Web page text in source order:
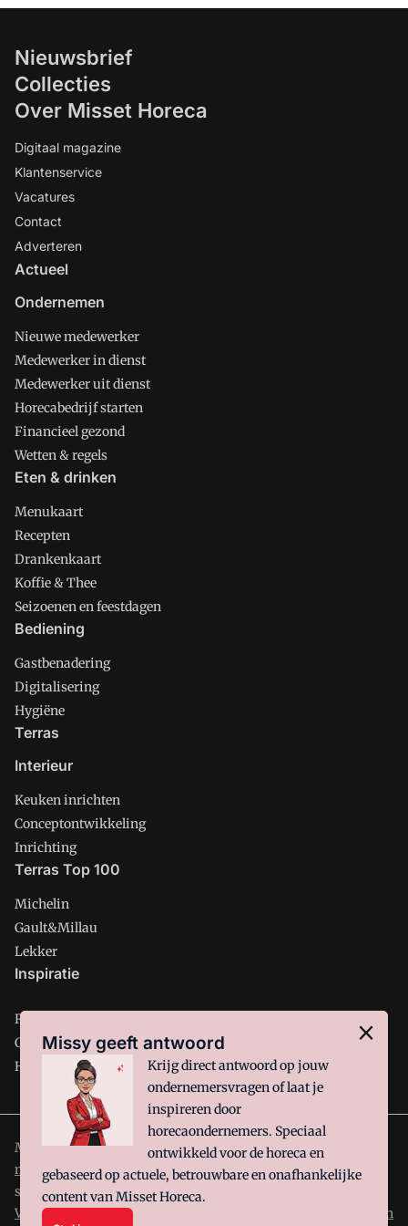
Nieuwsbrief
Collecties
Over Misset Horeca
Digitaal magazine
Klantenservice
Vacatures
Contact
Adverteren
Actueel
Ondernemen
Nieuwe medewerker
Medewerker in dienst
Medewerker uit dienst
Horecabedrijf starten
Financieel gezond
Wetten & regels
Eten & drinken
Menukaart
Recepten
Drankenkaart
Koffie & Thee
Seizoenen en feestdagen
Bediening
Gastbenadering
Digitalisering
Hygiëne
Terras
Interieur
Keuken inrichten
Conceptontwikkeling
Inrichting
Terras Top 100
Michelin
Gault&Millau
Lekker
Inspiratie
Restaurant
Café
Hotel
Misset Horeca is onderdeel van VMN media. Lees in
manifestwaar VMN media voor staat. Op gebruik van deze
site zijn de volgende regelingen van toepassing:
VoorwaardenenPrivacy en Cookie beleid Privacy instellingen
Missy geeft antwoord
Krijg direct antwoord op jouw
ondernemersvragen of laat je
inspireren door
horecaondernemers. Speciaal
ontwikkeld voor de horeca en
gebaseerd op actuele, betrouwbare en onafhankelijke
content van Misset Horeca.